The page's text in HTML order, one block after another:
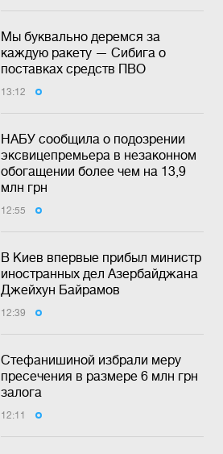
Мы буквально деремся за
каждую ракету — Сибига о
поставках средств ПВО
13:12
НАБУ сообщила о подозрении
эксвицепремьера в незаконном
обогащении более чем на 13,9
млн грн
12:55
В Киев впервые прибыл министр
иностранных дел Азербайджана
Джейхун Байрамов
12:39
Стефанишиной избрали меру
пресечения в размере 6 млн грн
залога
12:11